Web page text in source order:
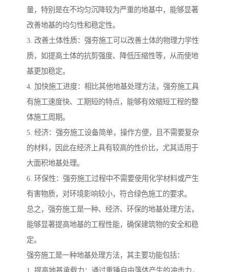
量，特别是在不均匀沉降较为严重的地基中，能够显著
改善地基的均匀性和稳定性。
3. 改善土体性质：强夯施工可以改善土体的物理力学性
质，如提高土体的抗剪强度、降低压缩性等，从而使地
基更加稳定。
4. 加快施工进度：相比其他地基处理方法，强夯施工具
有施工速度快、工期短的特点，能够有效缩短工程的整
体施工周期。
5. 经济：强夯施工设备简单，操作方便，且不需要复杂
的材料，因此在经济上具有较高的性价比，尤其适用于
大面积地基处理。
6. 环保性：强夯施工过程中不需要使用化学材料或产生
有害物质，对环境影响较小，符合绿色施工的要求。
总之，强夯施工是一种、经济、环保的地基处理方法，
能够显著提高地基的工程性能，确保建筑物的安全和稳
定。
强夯施工是一种地基处理方法，其主要功能包括：